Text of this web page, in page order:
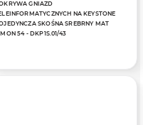
GNIAZD
NA KEYSTONE
SKOŚNA SREBRNY MAT
54 - DKP1S.01/43